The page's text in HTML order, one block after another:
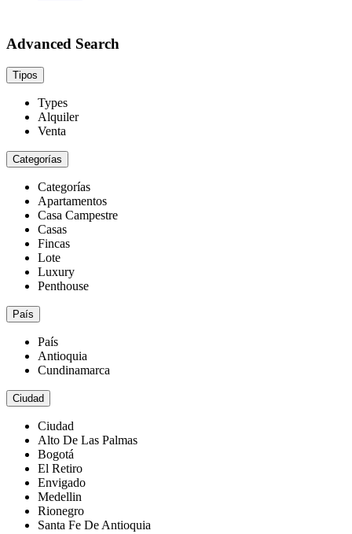
Advanced Search
Tipos
Types
Alquiler
Venta
Categorías
Categorías
Apartamentos
Casa Campestre
Casas
Fincas
Lote
Luxury
Penthouse
País
País
Antioquia
Cundinamarca
Ciudad
Ciudad
Alto De Las Palmas
Bogotá
El Retiro
Envigado
Medellin
Rionegro
Santa Fe De Antioquia